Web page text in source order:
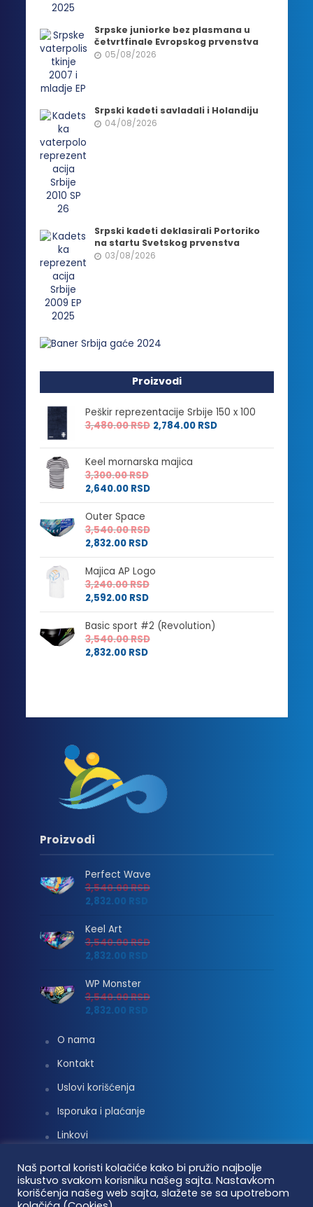
Srpske juniorke bez plasmana u
četvrtfinale Evropskog prvenstva
05/08/2026
Srpski kadeti savladali i Holandiju
04/08/2026
Srpski kadeti deklasirali Portoriko
na startu Svetskog prvenstva
03/08/2026
Proizvodi
Peškir reprezentacije Srbije 150 x 100
3,480.00RSD 2,784.00 RSD
Keel mornarska majica
3,300.00RSD
2,640.00 RSD
Outer Space
3,540.00RSD
2,832.00 RSD
Majica AP Logo
3,240.00RSD
2,592.00 RSD
Basic sport #2 (Revolution)
3,540.00RSD
2,832.00 RSD
Proizvodi
Perfect Wave
3,540.00RSD
2,832.00 RSD
Keel Art
3,540.00RSD
2,832.00 RSD
WP Monster
3,540.00RSD
2,832.00 RSD
O nama
Kontakt
Uslovi korišćenja
Isporuka i plaćanje
Linkovi
Naš portal koristi kolačiće kako bi pružio najbolje
iskustvo svakom korisniku našeg sajta. Nastavkom
korišćenja našeg web sajta, slažete se sa upotrebom